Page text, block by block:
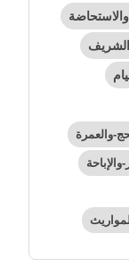
الشريف
والعمرة